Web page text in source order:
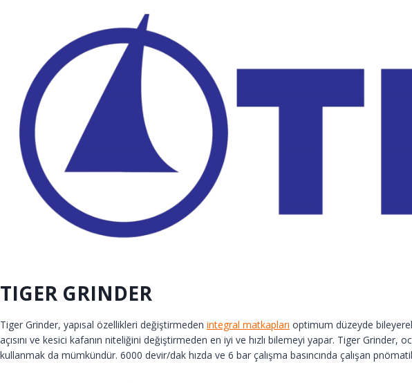
TIGER GRINDER
Tiger Grinder, yapısal özellikleri değiştirmeden integral matkapları optimum düzeyde
açısını ve kesici kafanın niteliğini değiştirmeden en iyi ve hızlı bilemeyi yapar. Tiger
kullanmak da mümkündür. 6000 devir/dak hızda ve 6 bar çalışma basıncında çalışan